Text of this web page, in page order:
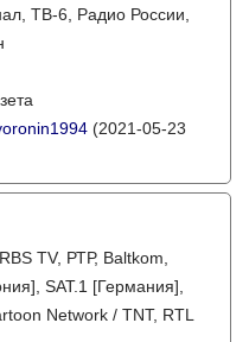
ТВ-6, Радио России,
(2021-05-23
TV, РТР, Baltkom,
SAT.1 [Германия],
Network / TNT, RTL